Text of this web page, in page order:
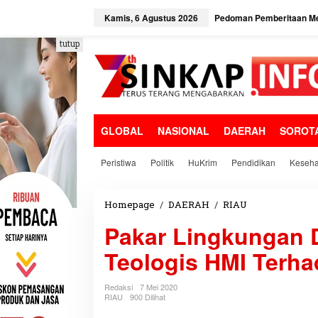
e
k
o
n
t
e
n
Kamis, 6 Agustus 2026 Pedoman Pemberitaan
GLOBAL NASIONAL DAERAH
Peristiwa Politik HuKrim Pendidikan
tutup
Homepage / DAERAH / RIAU
k
a
Pakar Lingkungan
Teologis HMI
Redaksi
7 Mei 2020
RIAU
900 Dilihat